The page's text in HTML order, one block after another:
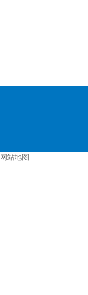
网站地图